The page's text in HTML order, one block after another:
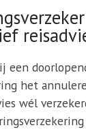
een
het
wél